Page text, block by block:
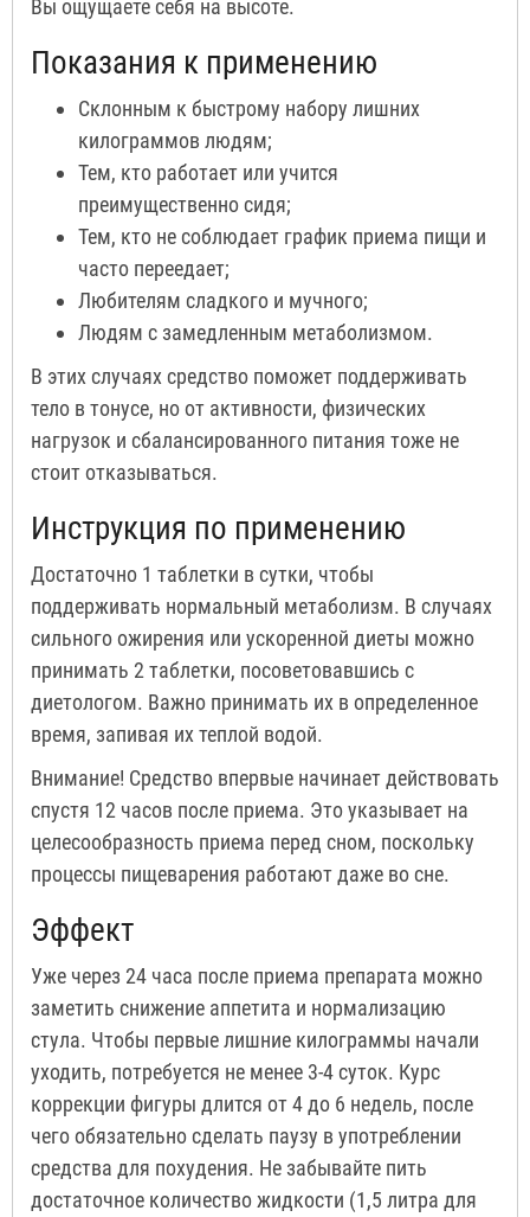
Вы ощущаете себя на высоте.
Показания к применению
Склонным к быстрому набору лишних
килограммов людям;
Тем, кто работает или учится
преимущественно сидя;
Тем, кто не соблюдает график приема пищи и
часто переедает;
Любителям сладкого и мучного;
Людям с замедленным метаболизмом.
В этих случаях средство поможет поддерживать
тело в тонусе, но от активности, физических
нагрузок и сбалансированного питания тоже не
стоит отказываться.
Инструкция по применению
Достаточно 1 таблетки в сутки, чтобы
поддерживать нормальный метаболизм. В случаях
сильного ожирения или ускоренной диеты можно
принимать 2 таблетки, посоветовавшись с
диетологом. Важно принимать их в определенное
время, запивая их теплой водой.
Внимание! Средство впервые начинает действовать
спустя 12 часов после приема. Это указывает на
целесообразность приема перед сном, поскольку
процессы пищеварения работают даже во сне.
Эффект
Уже через 24 часа после приема препарата можно
заметить снижение аппетита и нормализацию
стула. Чтобы первые лишние килограммы начали
уходить, потребуется не менее 3-4 суток. Курс
коррекции фигуры длится от 4 до 6 недель, после
чего обязательно сделать паузу в употреблении
средства для похудения. Не забывайте пить
достаточное количество жидкости (1,5 литра для